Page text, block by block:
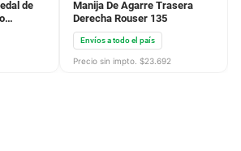
de
110s
Manija De Agarre Trasera
Derecha Rouser 135
Envíos a todo el país
Precio sin impto. $23.692